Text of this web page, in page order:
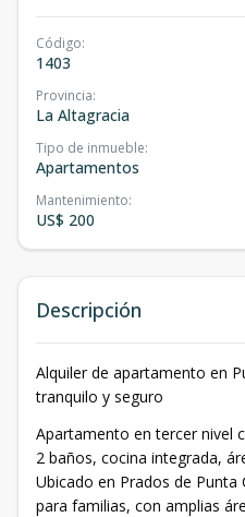
Código:
1403
Provincia:
La Altagracia
Tipo de inmueble:
Apartamentos
Mantenimiento:
US$ 200
Descripción
Alquiler de apartamento en
tranquilo y seguro
Apartamento en tercer nivel
2 baños, cocina integrada,
Ubicado en Prados de
para familias, con amplias